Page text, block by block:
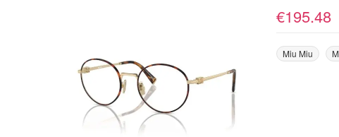
€195.48
Miu Miu